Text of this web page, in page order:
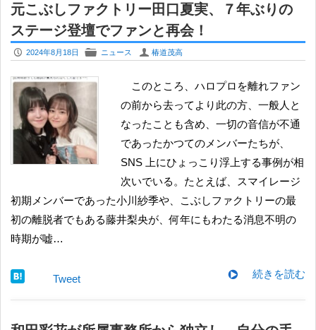
元こぶしファクトリー田口夏実、７年ぶりの
ステージ登壇でファンと再会！
P 2024年8月18日 F ニュース U 椿道茂高
このところ、ハロプロを離れファン
の前から去ってより此の方、一般人と
なったことも含め、一切の音信が不通
であったかつてのメンバーたちが、
SNS 上にひょっこり浮上する事例が相
次いでいる。たとえば、スマイレージ
初期メンバーであった小川紗季や、こぶしファクトリーの最
初の離脱者でもある藤井梨央が、何年にもわたる消息不明の
時期が嘘…
続きを読む
Tweet